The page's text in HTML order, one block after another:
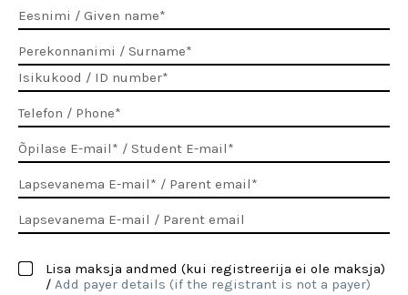
Lisa maksja andmed (kui registreerija ei ole maksja)
/ Add payer details (if the registrant is not a payer)